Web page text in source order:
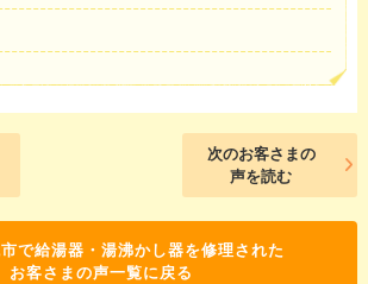
次のお客さまの
声を読む
で給湯器・湯沸かし器を修理された
お客さまの声一覧に戻る